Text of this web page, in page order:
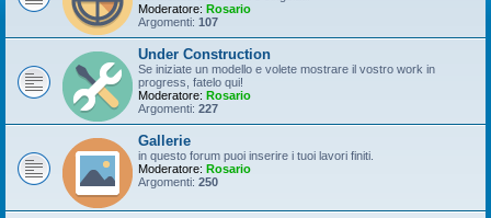
Moderatore: Rosario
Argomenti: 107
Under Construction
Se iniziate un modello e volete mostrare il vostro work in
progress, fatelo qui!
Moderatore: Rosario
Argomenti: 227
Gallerie
in questo forum puoi inserire i tuoi lavori finiti.
Moderatore: Rosario
Argomenti: 250